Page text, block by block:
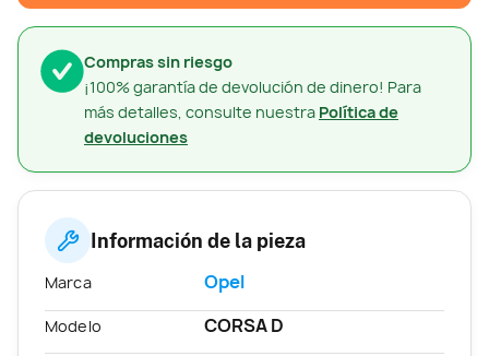
Compras sin riesgo
¡100% garantía de devolución de dinero! Para
más detalles, consulte nuestra Política de
devoluciones
Información de la pieza
Marca Opel
Modelo CORSA D